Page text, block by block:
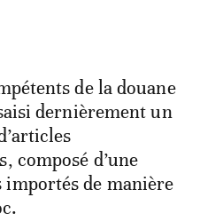
de la douane
dernièrement un
composé d’une
importés de manière